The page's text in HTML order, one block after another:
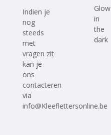
Indien je
nog
steeds
met
vragen zit
kan je
ons
contacteren
via
info@Kleeflettersonline.be
Glow
in
the
dark